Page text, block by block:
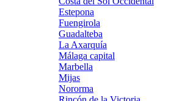
Estepona
Fuengirola
Guadalteba
La Axarquía
Málaga capital
Marbella
Mijas
Nororma